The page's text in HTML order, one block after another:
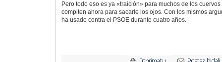
Pero todo eso es ya «traición» para muchos de los
compiten ahora para sacarle los ojos. Con los mismos
ha usado contra el PSOE durante cuatro años.